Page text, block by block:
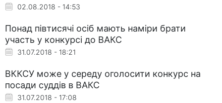
02.08.2018 - 14:53
Понад півтисячі осіб мають наміри брати
участь у конкурсі до ВАКС
31.07.2018 - 18:21
ВККСУ може у середу оголосити конкурс на
посади суддів в ВАКС
31.07.2018 - 17:08